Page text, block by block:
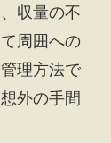
収量の不
周囲への
理方法で
外の手間